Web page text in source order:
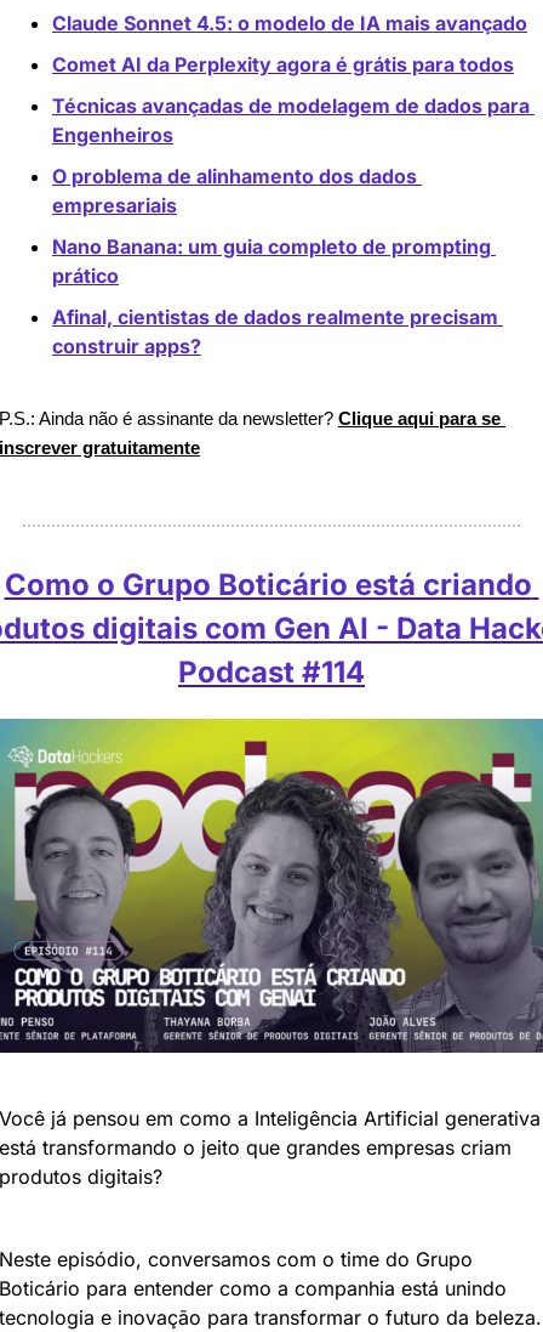
Claude Sonnet 4.5: o modelo de IA mais avançado
Comet AI da Perplexity agora é grátis para todos
Técnicas avançadas de modelagem de dados para
Engenheiros
O problema de alinhamento dos dados
empresariais
Nano Banana: um guia completo de prompting
prático
Afinal, cientistas de dados realmente precisam
construir apps?
P.S.: Ainda não é assinante da newsletter? Clique aqui para se
inscrever gratuitamente
Como o Grupo Boticário está criando
digitais com Gen AI - Data
Podcast #114
Você já pensou em como a Inteligência Artificial generativa
está transformando o jeito que grandes empresas criam
produtos digitais?
Neste episódio, conversamos com o time do Grupo
Boticário para entender como a companhia está unindo
tecnologia e inovação para transformar o futuro da beleza.